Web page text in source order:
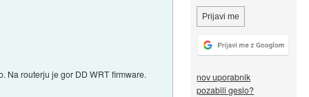
nov uporabnik
pozabili geslo?
Na routerju je gor DD WRT firmware.